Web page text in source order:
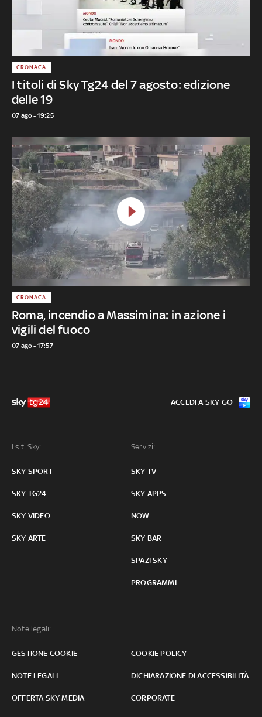
I titoli di Sky Tg24 del 7 agosto: edizione
delle 19
CRONACA
07 ago - 19:25
Roma, incendio a Massimina: in azione i
vigili del fuoco
CRONACA
07 ago - 17:57
I siti Sky:
SKY SPORT
SKY TG24
SKY VIDEO
SKY ARTE
Servizi:
SKY TV
SKY APPS
NOW
SKY BAR
SPAZI SKY
PROGRAMMI
Note legali:
GESTIONE COOKIE COOKIE POLICY
NOTE LEGALI DICHIARAZIONE DI ACCESSIBILITÀ
OFFERTA SKY MEDIA CORPORATE
ACCEDI A SKY GO